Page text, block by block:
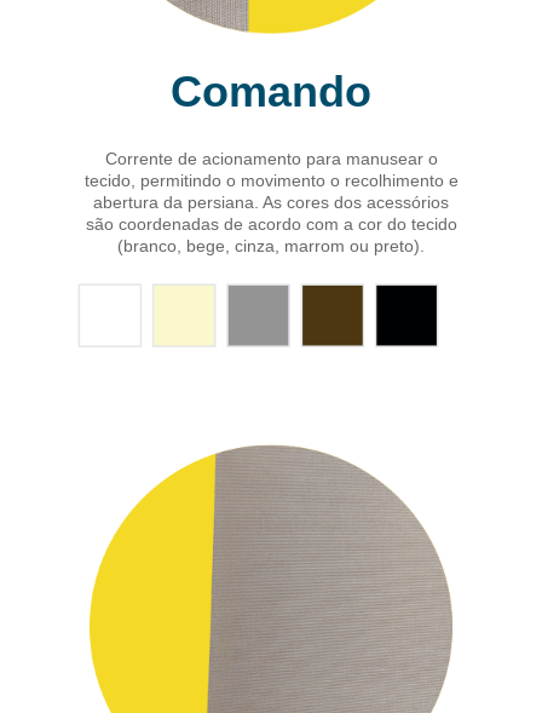
Comando
Corrente de acionamento para manusear o
tecido, permitindo o movimento o recolhimento e
abertura da persiana. As cores dos acessórios
são coordenadas de acordo com a cor do tecido
(branco, bege, cinza, marrom ou preto).